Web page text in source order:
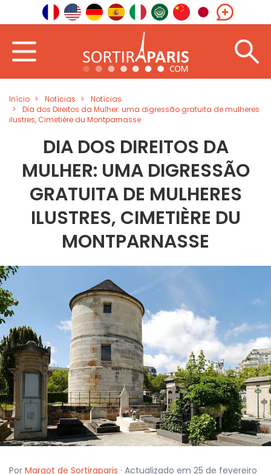
Início Notícias
Notícias
Dia dos Direitos da Mulher: uma digressão gratuita de mulheres
ilustres, Cimetière du Montparnasse
DIA DOS DIREITOS DA
MULHER: UMA DIGRESSÃO
GRATUITA DE MULHERES
ILUSTRES, CIMETIÈRE DU
MONTPARNASSE
Por Margot de Sortiraparis · Actualizado em 25 de fevereiro